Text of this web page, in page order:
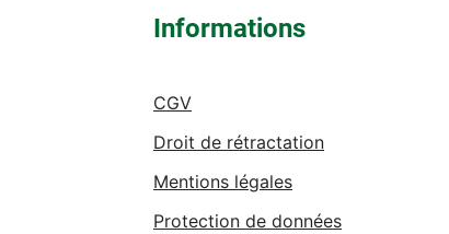
Informations
CGV
Droit de rétractation
Mentions légales
Protection de données